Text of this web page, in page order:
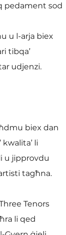
pedament sod
u l-arja biex
tibqa’
udjenzi.
biex dan
li
u jipprovdu
tagħna.
Tenors
li qed